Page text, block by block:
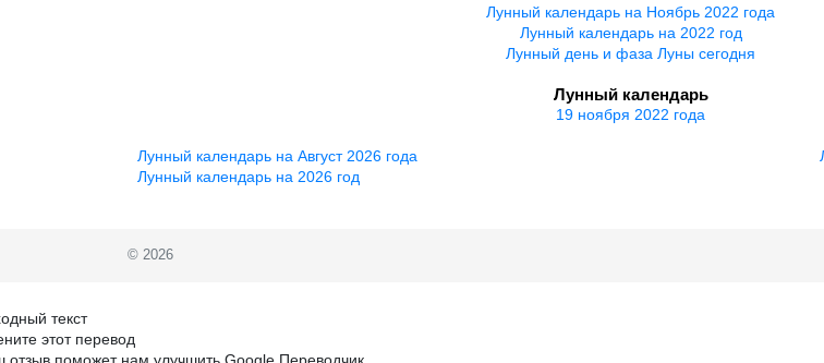
Лунный календарь на Ноябрь 2022 года
Лунный календарь на 2022 год
Лунный день и фаза Луны сегодня
Лунный календарь
19 ноября 2022 года
Лунный календарь на Август 2026 года
Лунный календарь на 2026 год
© 2026
текст
этот перевод